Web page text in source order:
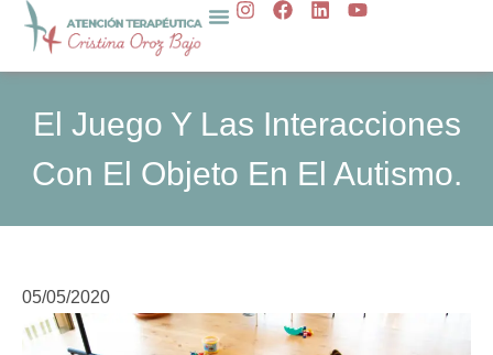
I
t
r
m
F
e
o
L
k
i
Y
t
e
El Juego Y Las Interacciones
Con El Objeto En El Autismo.
05/05/2020